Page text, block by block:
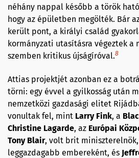
néhány nappal később a török
hogy az épületben megölték. Bár
került pont, a királyi család
kormányzati utasításra végeztek a
szemben kritikus újságíróval.8
Attias projektjét azonban ez a
törni: egy évvel a gyilkosság után
nemzetközi gazdasági elitet
vonultak fel, mint Larry Fink, a
Christine Lagarde, az Európai
Tony Blair, volt brit
leggazdagabb embereként, és